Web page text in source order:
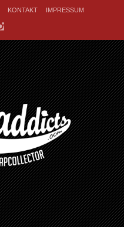
KONTAKT IMPRESSUM